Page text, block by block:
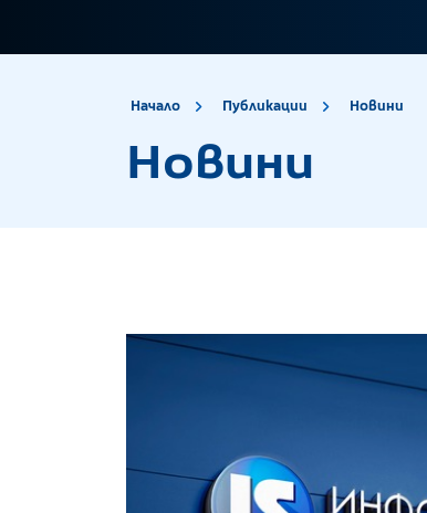
Начало Публикации Новини
Новини